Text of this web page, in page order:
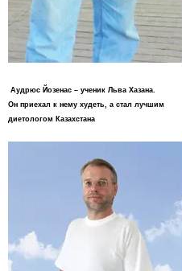
Аудрюс Йозенас – ученик Льва Хазана.
Он приехал к нему худеть, а стал лучшим
диетологом Казахстана